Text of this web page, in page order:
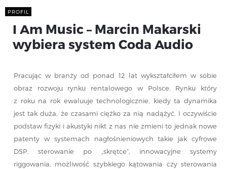
PROFIL
I Am Music – Marcin Makarski
wybiera system Coda Audio
Pracując w branży od ponad 12 lat wykształciłem w sobie
obraz rozwoju rynku rentalowego w Polsce. Rynku który
z roku na rok ewaluuje technologicznie, kiedy ta dynamika
jest tak duża, że czasami ciężko za nią nadążyć. I oczywiście
podstaw fizyki i akustyki nikt z nas nie zmieni to jednak nowe
patenty w systemach nagłośnieniowych takie jak cyfrowe
DSP, sterowanie po „skrętce”, innowacyjne systemy
riggowania, możliwość szybkiego kątowania czy sterowania